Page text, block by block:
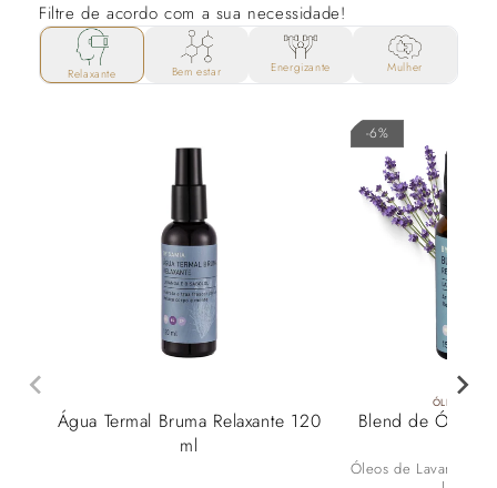
Filtre de acordo com a sua necessidade!
Relaxante Bem estar Energizante Mulher
Água Termal Bruma Relaxante 120
ml
-6%
ÓLEOS
Blend de Óleos
Óleos de Lavanda,